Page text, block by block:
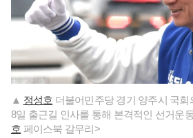
▲ 정성호 더불어민주당 경기 양주시 국회
8일 출근길 인사를 통해 본격적인 선거운
호 페이스북 갈무리>